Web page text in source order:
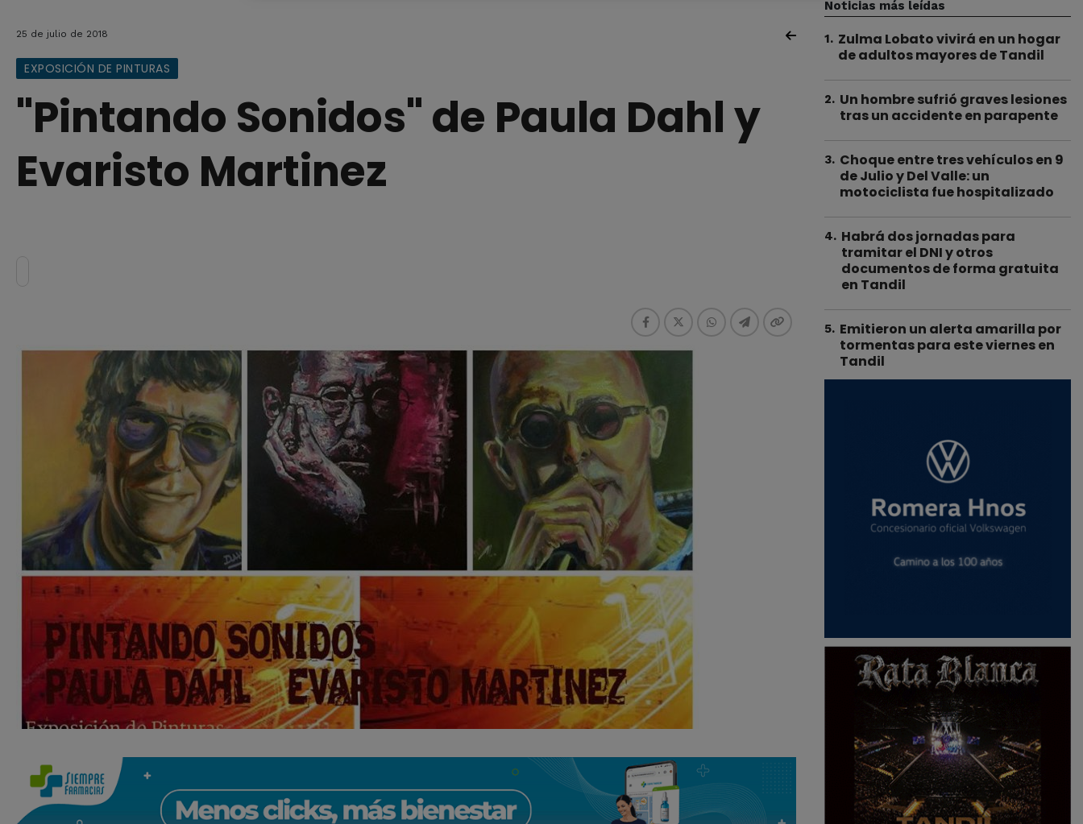
25 de julio de 2018
EXPOSICIÓN DE PINTURAS
"Pintando Sonidos" de Paula Dahl y
Evaristo Martinez
Noticias más leídas
1. Zulma Lobato vivirá en un hogar
de adultos mayores de Tandil
2. Un hombre sufrió graves lesiones
tras un accidente en parapente
3. Choque entre tres vehículos en 9
de Julio y Del Valle: un
motociclista fue hospitalizado
4. Habrá dos jornadas para
tramitar el DNI y otros
documentos de forma gratuita
en Tandil
5. Emitieron un alerta amarilla por
tormentas para este viernes en
Tandil